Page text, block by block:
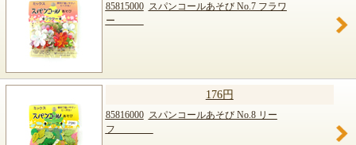
85815000 スパンコールあそび No.7 フラワ
ー
176円
85816000 スパンコールあそび No.8 リー
フ